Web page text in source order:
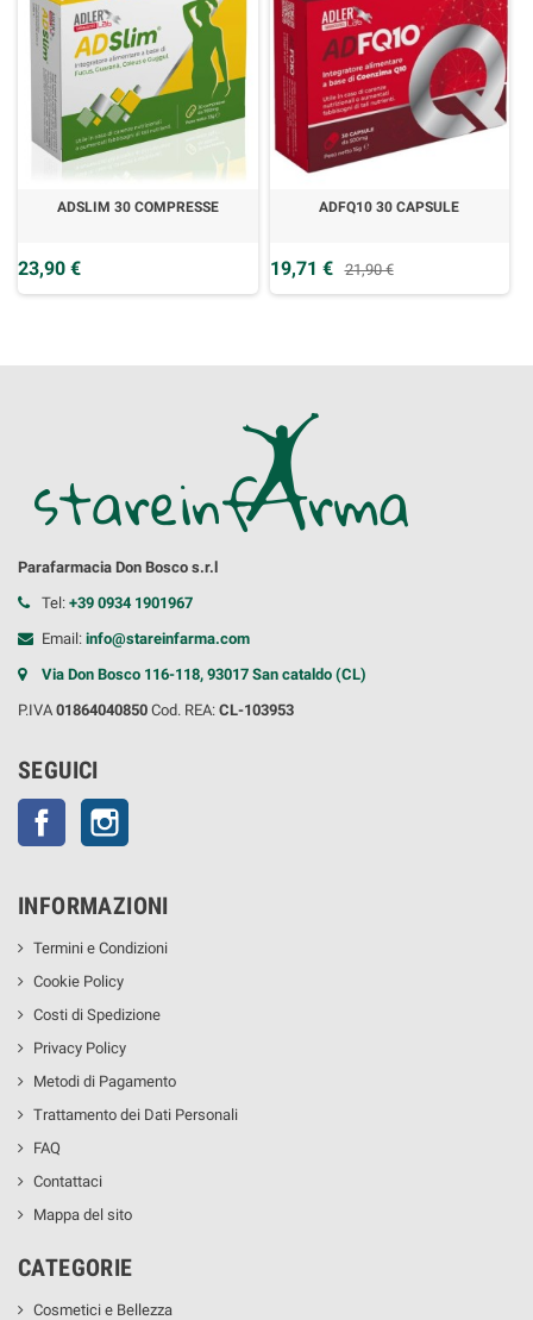
ADSLIM 30 COMPRESSE
23,90 €
ADFQ10 30 CAPSULE
19,71 € 21,90 €
Parafarmacia Don Bosco s.r.l
Tel: +39 0934 1901967
Email: info@stareinfarma.com
Via Don Bosco 116-118, 93017 San cataldo (CL)
P.IVA 01864040850 Cod. REA: CL-103953
SEGUICI
Facebook
INFORMAZIONI
Termini e Condizioni
Cookie Policy
Costi di Spedizione
Privacy Policy
Metodi di Pagamento
Trattamento dei Dati Personali
FAQ
Contattaci
Mappa del sito
CATEGORIE
Cosmetici e Bellezza